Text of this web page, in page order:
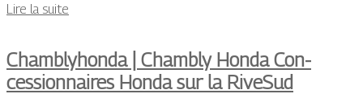
Lire la suite
Chamblyhon­da | Chambly Honda Con­
cession­nai­res Honda sur la RiveSud